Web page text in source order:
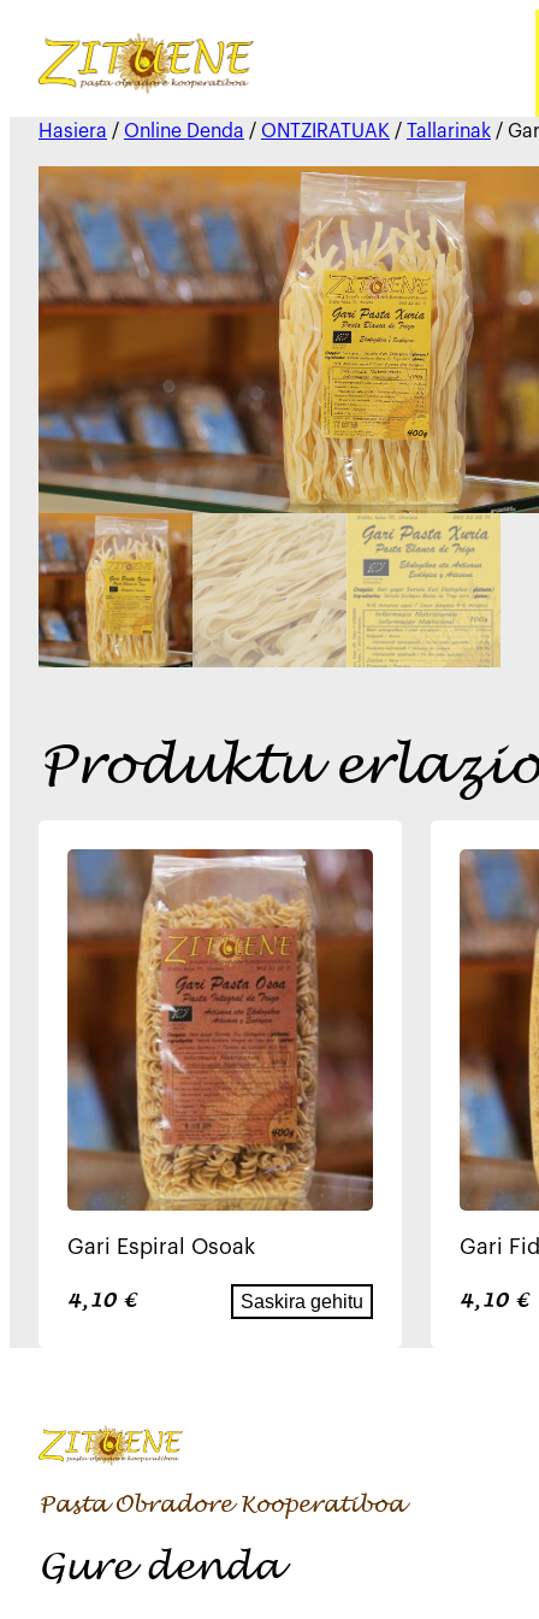
Hasiera / Online Denda / ONTZIRATUAK / Tallarinak /
Produktu
Gari Espiral Osoak
4,10 € Saskira gehitu
Gari
4,10 €
Pasta Obradore Kooperatiboa
Gure denda